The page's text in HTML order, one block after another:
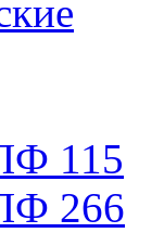
115
266